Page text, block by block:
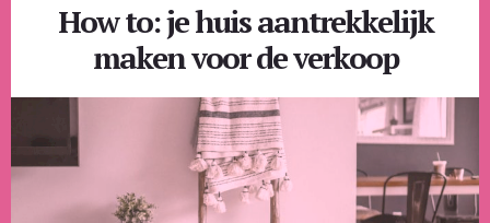
en
er
How to: je huis aantrekkelijk
maken voor de verkoop